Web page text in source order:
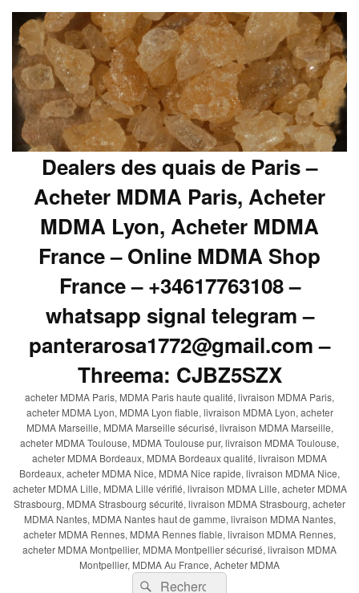
Dealers des quais de Paris –
Acheter MDMA Paris, Acheter
MDMA Lyon, Acheter MDMA
France – Online MDMA Shop
France – +34617763108 –
whatsapp signal telegram –
panterarosa1772@gmail.com –
Threema: CJBZ5SZX
acheter MDMA Paris, MDMA Paris haute qualité, livraison MDMA Paris,
acheter MDMA Lyon, MDMA Lyon fiable, livraison MDMA Lyon, acheter
MDMA Marseille, MDMA Marseille sécurisé, livraison MDMA Marseille,
acheter MDMA Toulouse, MDMA Toulouse pur, livraison MDMA Toulouse,
acheter MDMA Bordeaux, MDMA Bordeaux qualité, livraison MDMA
Bordeaux, acheter MDMA Nice, MDMA Nice rapide, livraison MDMA Nice,
acheter MDMA Lille, MDMA Lille vérifié, livraison MDMA Lille, acheter MDMA
Strasbourg, MDMA Strasbourg sécurité, livraison MDMA Strasbourg, acheter
MDMA Nantes, MDMA Nantes haut de gamme, livraison MDMA Nantes,
acheter MDMA Rennes, MDMA Rennes fiable, livraison MDMA Rennes,
acheter MDMA Montpellier, MDMA Montpellier sécurisé, livraison MDMA
Montpellier, MDMA Au France, Acheter MDMA
Recherche :
Rechercher